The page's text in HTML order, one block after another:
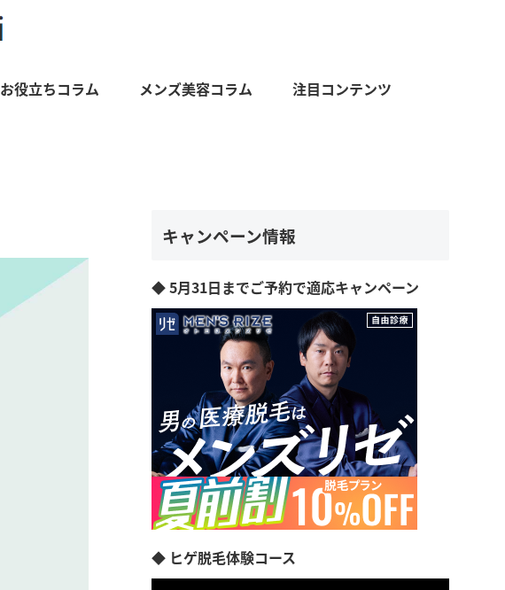
お役立ちコラム メンズ美容コラム 注目コンテンツ
キャンペーン情報
◆ 5月31日までご予約で適応キャンペーン
◆ ヒゲ脱毛体験コース